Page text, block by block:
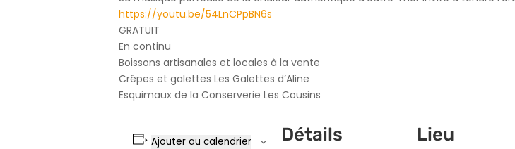
https://youtu.be/54LnCPpBN6s
GRATUIT
En continu
Boissons artisanales et locales à la vente
Crêpes et galettes Les Galettes d’Aline
Esquimaux de la Conserverie Les Cousins
Ajouter au calendrier Détails Lieu